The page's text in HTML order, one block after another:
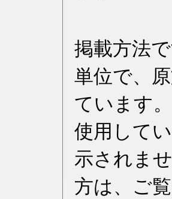
掲載方法
単位で、
ています
使用して
示されま
方は、ご